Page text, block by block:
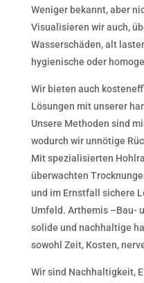
Weniger bekannt, aber
Visualisieren wir auch,
Wasserschäden, alt
hygienische oder
Wir bieten auch
Lösungen mit unserer
Unsere Methoden sind
wodurch wir unnötige
Mit spezialisierten
überwachten
und im Ernstfall sichere
Umfeld. Arthemis –Bau-
solide und nachhaltige
sowohl Zeit, Kosten,
Wir sind Nachhaltigkeit,